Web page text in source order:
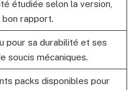
étudiée selon la version,
bon rapport.
pour sa durabilité et ses
soucis mécaniques.
packs disponibles pour